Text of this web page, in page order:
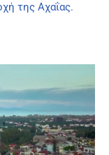
της Αχαΐας.